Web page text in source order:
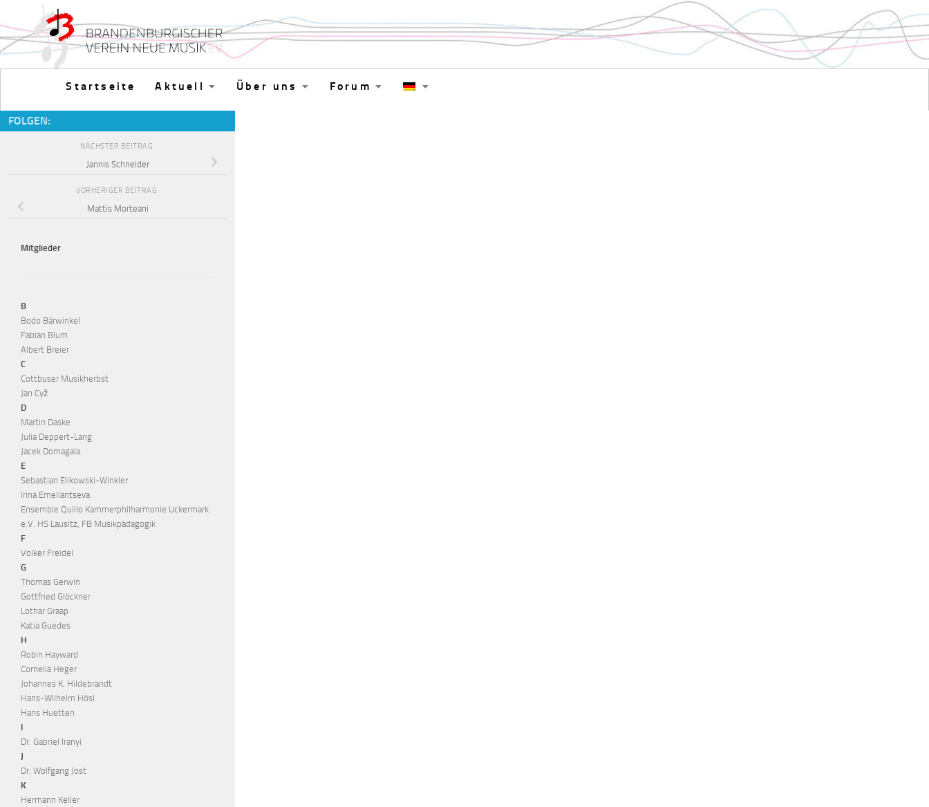
Zum Inhalt springen
Startseite Aktuell Über uns Forum
FOLGEN:
NÄCHSTER BEITRAG
Jannis Schneider
VORHERIGER BEITRAG
Mattis Morteani
Mitglieder
B
Bodo Bärwinkel
Fabian Blum
Albert Breier
C
Cottbuser Musikherbst
Jan Cyž
D
Martin Daske
Julia Deppert-Lang
Jacek Domagala
E
Sebastian Elikowski-Winkler
Irina Emeliantseva
Ensemble Quillo Kammerphilharmonie Uckermark
e.V. HS Lausitz, FB Musikpädagogik
F
Volker Freidel
G
Thomas Gerwin
Gottfried Glöckner
Lothar Graap
Katia Guedes
H
Robin Hayward
Cornelia Heger
Johannes K. Hildebrandt
Hans-Wilhelm Hösl
Hans Huetten
I
Dr. Gabriel Iranyi
J
Dr. Wolfgang Jost
K
Hermann Keller